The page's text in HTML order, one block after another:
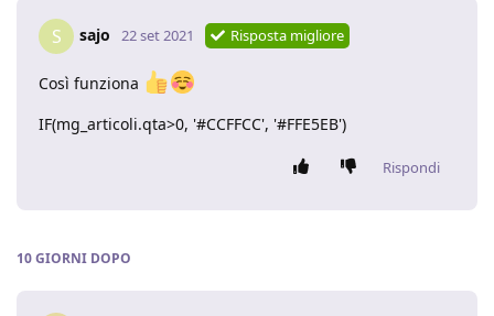
S sajo 22 set 2021 Risposta migliore
Così funziona
IF(mg_articoli.qta>0, '#CCFFCC', '#FFE5EB')
Rispondi
10 GIORNI DOPO